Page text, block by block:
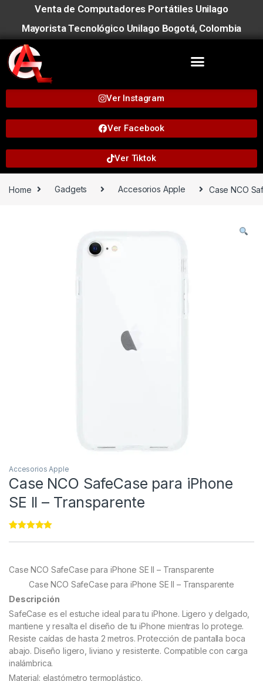
Venta de Computadores Portátiles Unilago
Mayorista Tecnológico Unilago Bogotá, Colombia
Ver Instagram
Ver Facebook
Ver Tiktok
Home Gadgets Accesorios Apple Case NCO
Accesorios Apple
Case NCO SafeCase para iPhone
SE II – Transparente
ratings
Case NCO SafeCase para iPhone SE II – Transparente
Case NCO SafeCase para iPhone SE II – Transparente
Descripción
SafeCase es el estuche ideal para tu iPhone. Ligero y delgado,
mantiene y resalta el diseño de tu iPhone mientras lo protege.
Resiste caídas de hasta 2 metros. Protección de pantalla boca
abajo. Diseño ligero, liviano y resistente. Compatible con carga
inalámbrica.
Material: elastómetro termoplástico.